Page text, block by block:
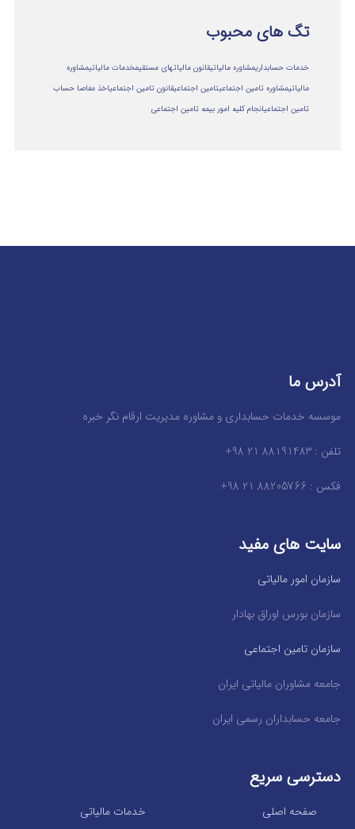
تگ های محبوب
خدمات حسابداریمشاوره مالیاتیقانون مالیاتهای مستقیمخدمات مالیاتیمشاوره
مالياتيمشاوره تامین اجتماعیتامین اجتماعیقانون تامین اجتماعیاخذ مفاصا حساب
تامین اجتماعیانجام کلیه امور بیمه تامین اجتماعی
آدرس ما
موسسه خدمات حسابداری و مشاوره مدیریت ارقام نگر خبره
تلفن : 88191483 21 98+
فکس : 88205766 21 98+
سایت های مفید
سازمان امور مالیاتی
سازمان بورس اوراق بهادار
سازمان تامین اجتماعی
جامعه مشاوران مالیاتی ایران
جامعه حسابداران رسمی ایران
دسترسی سریع
خدمات مالیاتی صفحه اصلی